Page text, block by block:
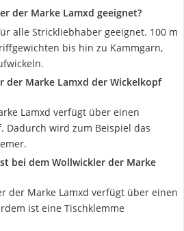
der Marke Lamxd geeignet?
alle Strickliebhaber geeignet. 100 m
bis hin zu Kammgarn,
der Marke Lamxd der Wickelkopf
Lamxd verfügt über einen
Dadurch wird zum Beispiel das
bei dem Wollwickler der Marke
der Marke Lamxd verfügt über einen
ist eine Tischklemme